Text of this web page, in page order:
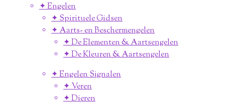
✦ Engelen
✦ Spirituele Gidsen
✦ Aarts- en Beschermengelen
✦ De Elementen & Aartsengelen
✦ De Kleuren & Aartsengelen
✦ Engelen Signalen
✦ Veren
✦ Dieren